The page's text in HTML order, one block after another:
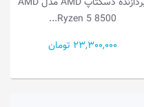
Ryzen 5 8500...
23,300,000 تومان